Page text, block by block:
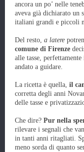
ancora un po’ nelle
aveva già dichiarato un
italiani grandi e piccoli
Del resto, a latere
comune di Firenze
alle tasse,
andato a guidare.
La ricetta è quella, il
corretta degli anni
delle tasse e
Che dire? Pur nella
rilevare i segnali che
in tanti anni ritagliati.
meno sorda di quanto